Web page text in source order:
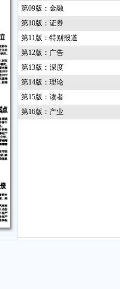
第09版：金融
第10版：证券
第11版：特别报道
第12版：广告
第13版：深度
第14版：理论
第15版：读者
第16版：产业